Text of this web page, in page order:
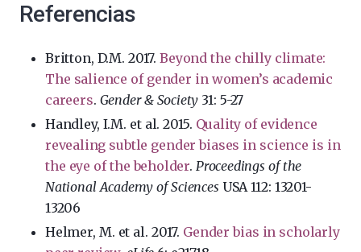
Referencias
Britton, D.M. 2017.Beyond the chilly climate:
The salience of gender in women’s academic
careers. Gender & Society 31: 5-27
Handley, I.M. et al. 2015. Quality of evidence
revealing subtle gender biases in science is in
the eye of the beholder.Proceedings of the
National Academy of Sciences USA 112: 13201-
13206
Helmer, M. et al. 2017. Gender bias in scholarly